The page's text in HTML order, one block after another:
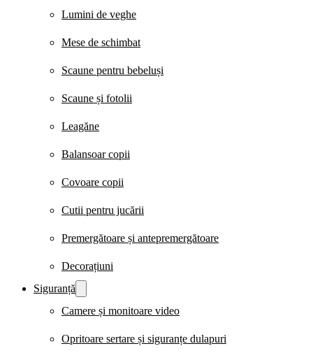
Lumini de veghe
Mese de schimbat
Scaune pentru bebeluși
Scaune și fotolii
Leagăne
Balansoar copii
Covoare copii
Cutii pentru jucării
Premergătoare și antepremergătoare
Decorațiuni
Siguranță
Camere și monitoare video
Opritoare sertare și siguranțe dulapuri